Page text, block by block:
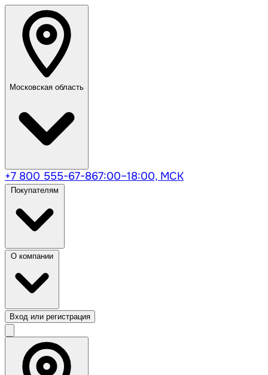
Московская область
+7 800 555-67-867:00–18:00, МСК
Вход или регистрация